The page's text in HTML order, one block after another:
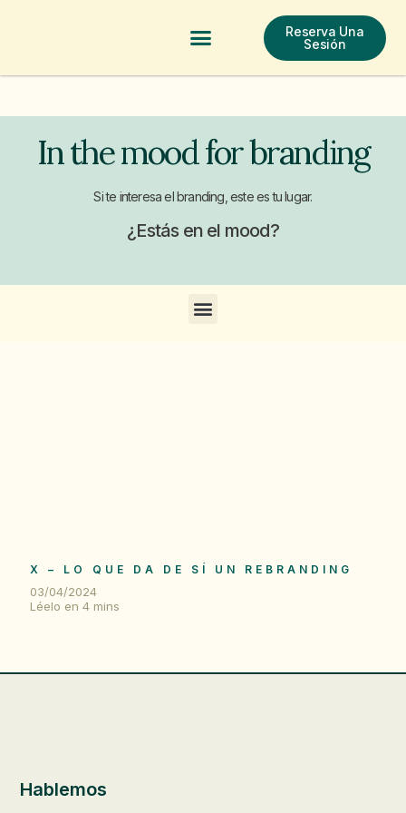
Reserva Una
Sesión
In the mood for branding
Si te interesa el branding, este es tu lugar.
¿Estás en el mood?
X – LO QUE DA DE SÍ UN REBRANDING
03/04/2024
Léelo en4 mins
Hablemos